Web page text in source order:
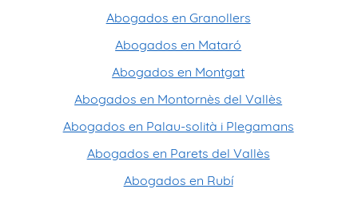
Abogados en Granollers
Abogados en Mataró
Abogados en Montgat
Abogados en Montornès del Vallès
Abogados en Palau-solità i Plegamans
Abogados en Parets del Vallès
Abogados en Rubí